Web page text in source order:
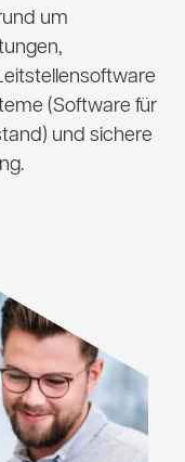
um
(Software für
und sichere